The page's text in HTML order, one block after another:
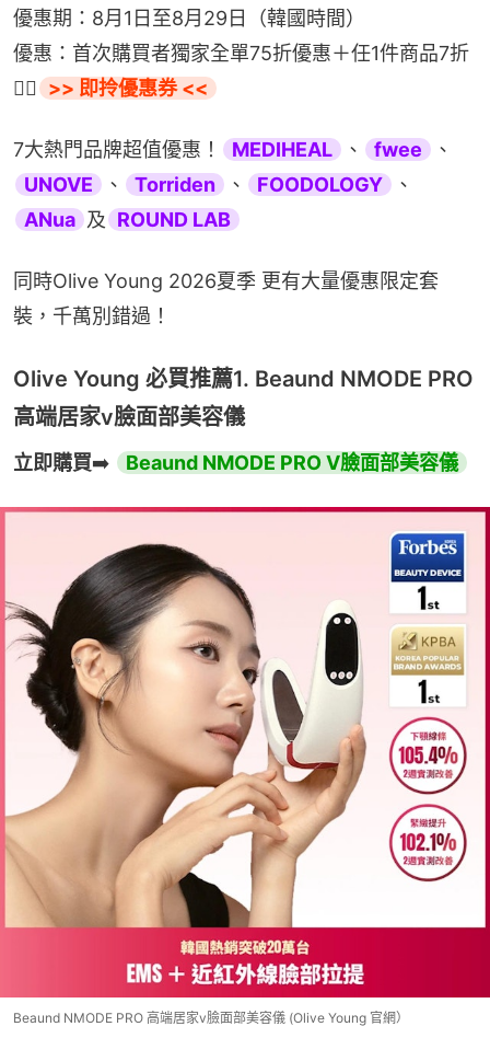
優惠期：8月1日至8月29日（韓國時間）
優惠：首次購買者獨家全單75折優惠＋任1件商品7折
👉🏻
>> 即拎優惠券 <<
7大熱門品牌超值優惠！ MEDIHEAL 、 fwee
、
UNOVE
、 Torriden 、 FOODOLOGY
、
ANua 及 ROUND LAB
同時Olive Young 2026夏季 更有大量優惠限定套
裝，千萬別錯過！
Olive Young 必買推薦1. Beaund NMODE PRO
高端居家v臉面部美容儀
立即購買➡️ Beaund NMODE PRO V臉面部美容儀
Beaund NMODE PRO 高端居家v臉面部美容儀 (Olive Young 官網）